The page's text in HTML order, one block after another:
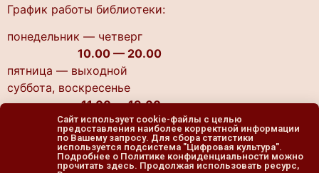
График работы библиотеки:
понедельник — четверг
10.00 — 20.00
пятница — выходной
cуббота, воскресенье
11.00 — 19.00
Сайт использует cookie-файлы с целью
предоставления наиболее корректной информации
по Вашему запросу. Для сбора статистики
используется подсистема "Цифровая культура".
Подробнее о Политике конфиденциальности можно
прочитать здесь. Продолжая использовать ресурс,